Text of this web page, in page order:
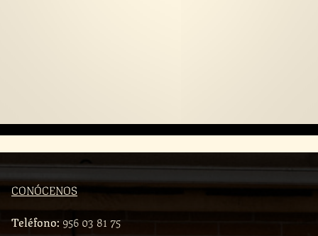
CONÓCENOS
Teléfono: 956 03 81 75